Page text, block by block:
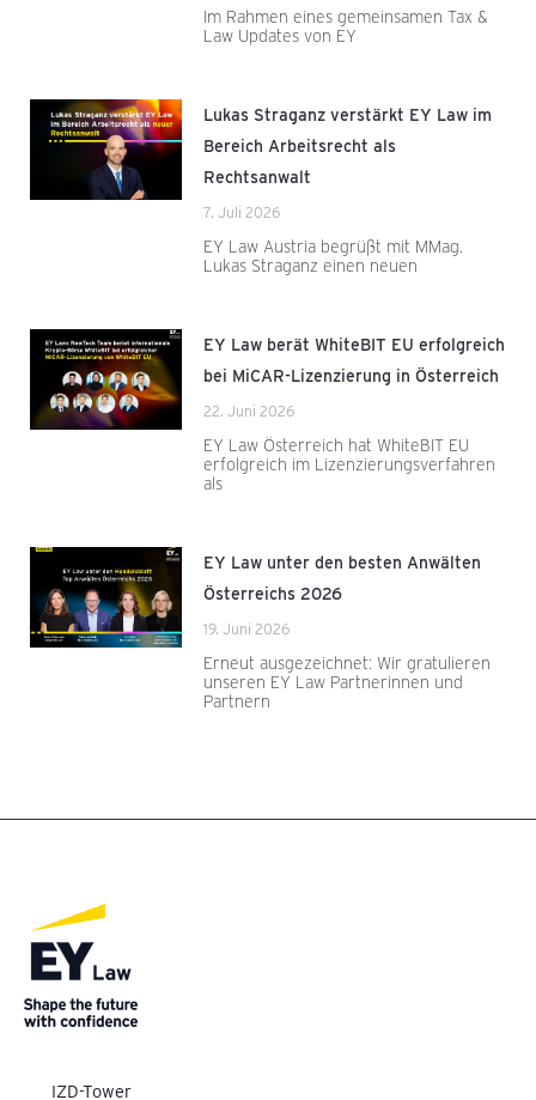
Im Rahmen eines gemeinsamen Tax &
Law Updates von EY
Lukas Straganz verstärkt EY Law im
Bereich Arbeitsrecht als
Rechtsanwalt
7. Juli 2026
EY Law Austria begrüßt mit MMag.
Lukas Straganz einen neuen
EY Law berät WhiteBIT EU erfolgreich
bei MiCAR-Lizenzierung in Österreich
22. Juni 2026
EY Law Österreich hat WhiteBIT EU
erfolgreich im Lizenzierungsverfahren
als
EY Law unter den besten Anwälten
Österreichs 2026
19. Juni 2026
Erneut ausgezeichnet: Wir gratulieren
unseren EY Law Partnerinnen und
Partnern
IZD-Tower